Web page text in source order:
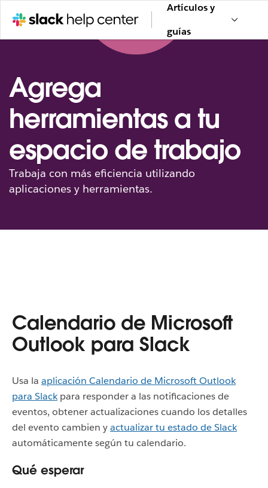
Artículos y
guías
Agrega
herramientas a tu
espacio de trabajo
Trabaja con más eficiencia utilizando
aplicaciones y herramientas.
Calendario de Microsoft
Outlook para Slack
Usa la aplicación Calendario de Microsoft Outlook
para Slackpara responder a las notificaciones de
eventos, obtener actualizaciones cuando los detalles
del evento cambien yactualizar tu estado de Slack
automáticamente según tu calendario.
Qué esperar